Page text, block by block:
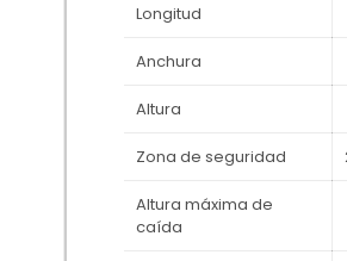
Longitud
Anchura
Altura
Zona de seguridad
Altura máxima de
caída